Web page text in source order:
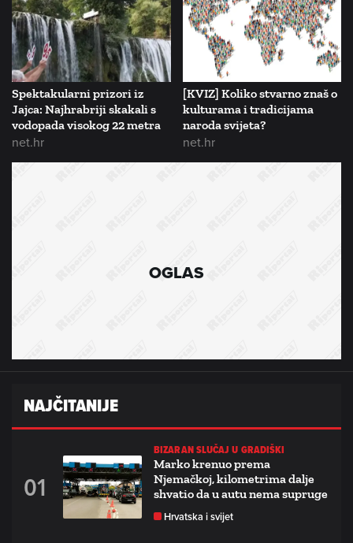
Spektakularni prizori iz
Jajca: Najhrabriji skakali s
vodopada visokog 22 metra
net.hr
[KVIZ] Koliko stvarno znaš o
kulturama i tradicijama
naroda svijeta?
net.hr
OGLAS
NAJČITANIJE
BIZARAN SLUČAJ U GRADIŠKI
Marko krenuo prema
Njemačkoj, kilometrima dalje
shvatio da u autu nema supruge
Hrvatska i svijet